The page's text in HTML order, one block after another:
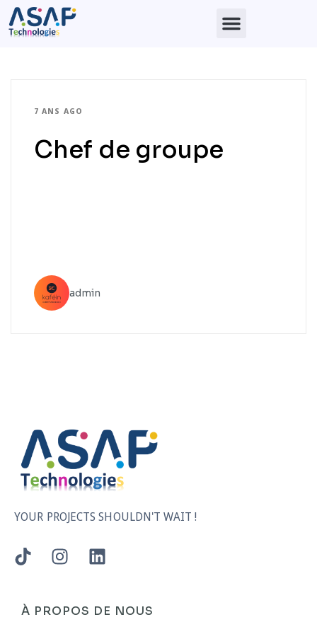
7 ANS AGO
Chef de groupe
admin
YOUR PROJECTS SHOULDN'T WAIT !
À PROPOS DE NOUS